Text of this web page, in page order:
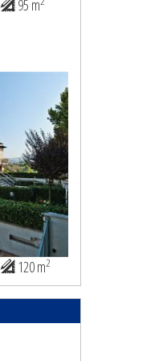
95 m
120 m2